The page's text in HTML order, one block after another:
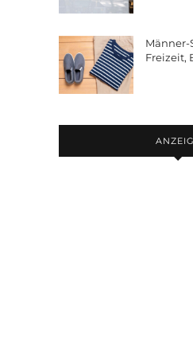
Männer-
Freizeit,